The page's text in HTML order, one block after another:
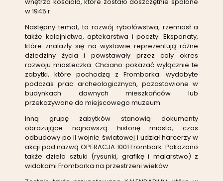
w 1945 r.
Następny temat, to rozwój rybołówstwa, rzemiosł a
także kolejnictwa, aptekarstwa i poczty. Eksponaty,
które znalazły się na wystawie reprezentują różne
dziedziny życia i powstawały przez cały okres
rozwoju miasteczka. Chciano pokazać wyłącznie te
zabytki, które pochodzą z Fromborka: wydobyte
podczas prac archeologicznych, pozostawione w
budynkach dawnych mieszkańców lub
przekazywane do miejscowego muzeum.
Inną grupę zabytków stanowią dokumenty
obrazujące najnowszą historię miasta, czas
odbudowy po II wojnie światowej i udział harcerzy w
akcji pod nazwą OPERACJA 1001 Frombork. Pokazano
także dzieła sztuki (rysunki, grafikę i malarstwo) z
widokami Fromborka na przestrzeni wieków.